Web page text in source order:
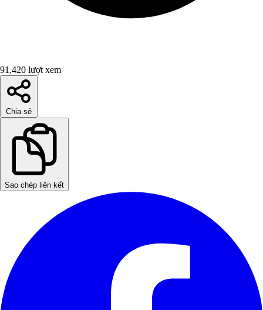
91,420 lượt xem
Chia sẻ
Sao chép liên kết